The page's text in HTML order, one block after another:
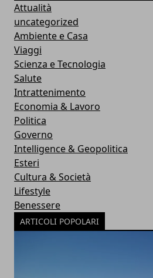
Attualità
uncategorized
Ambiente e Casa
Viaggi
Scienza e Tecnologia
Salute
Intrattenimento
Economia & Lavoro
Politica
Governo
Intelligence & Geopolitica
Esteri
Cultura & Società
Lifestyle
Benessere
ARTICOLI POPOLARI